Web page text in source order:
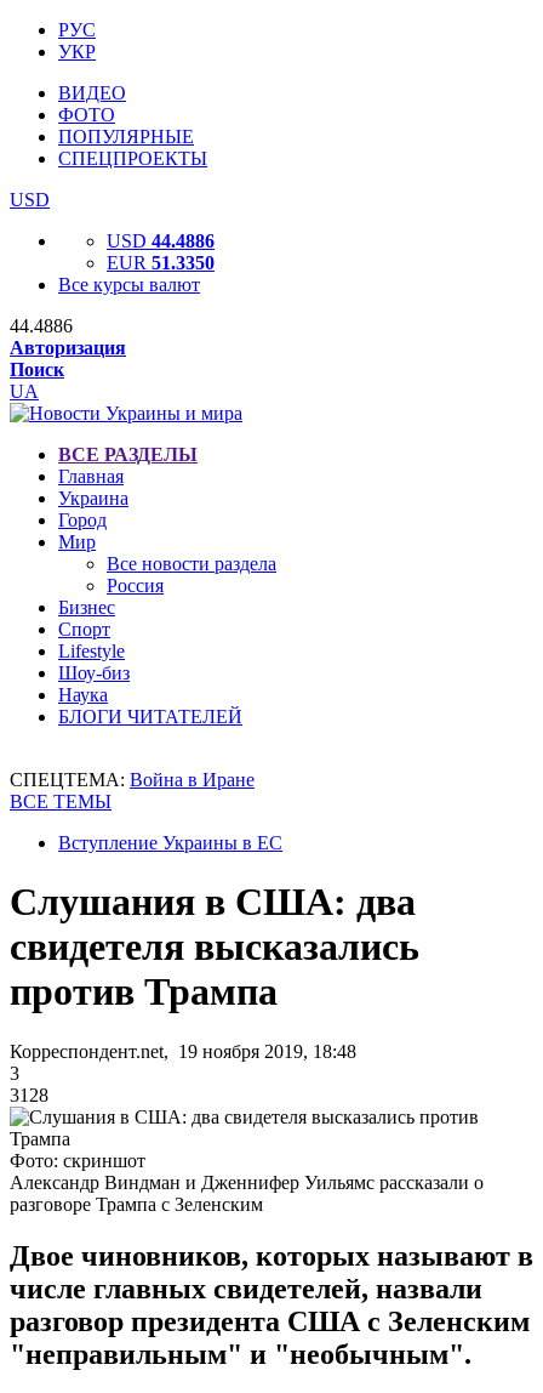
РУС
УКР
ВИДЕО
ФОТО
ПОПУЛЯРНЫЕ
СПЕЦПРОЕКТЫ
USD
USD 44.4886
EUR 51.3350
Все курсы валют
44.4886
Авторизация
Поиск
UA
ВСЕ РАЗДЕЛЫ
Главная
Украина
Город
Мир
Все новости раздела
Россия
Бизнес
Спорт
Lifestyle
Шоу-биз
Наука
БЛОГИ ЧИТАТЕЛЕЙ
СПЕЦТЕМА: Война в Иране
ВСЕ ТЕМЫ
Вступление Украины в ЕС
Слушания в США: два
свидетеля высказались
против Трампа
Корреспондент.net, 19 ноября 2019, 18:48
3
3128
Фото: скриншот
Александр Виндман и Дженнифер Уильямс рассказали о
разговоре Трампа с Зеленским
Двое чиновников, которых называют в
числе главных свидетелей, назвали
разговор президента США с Зеленским
"неправильным" и "необычным".